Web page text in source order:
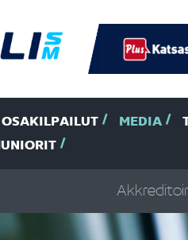
OSAKILPAILUT MEDIA
JUNIORIT